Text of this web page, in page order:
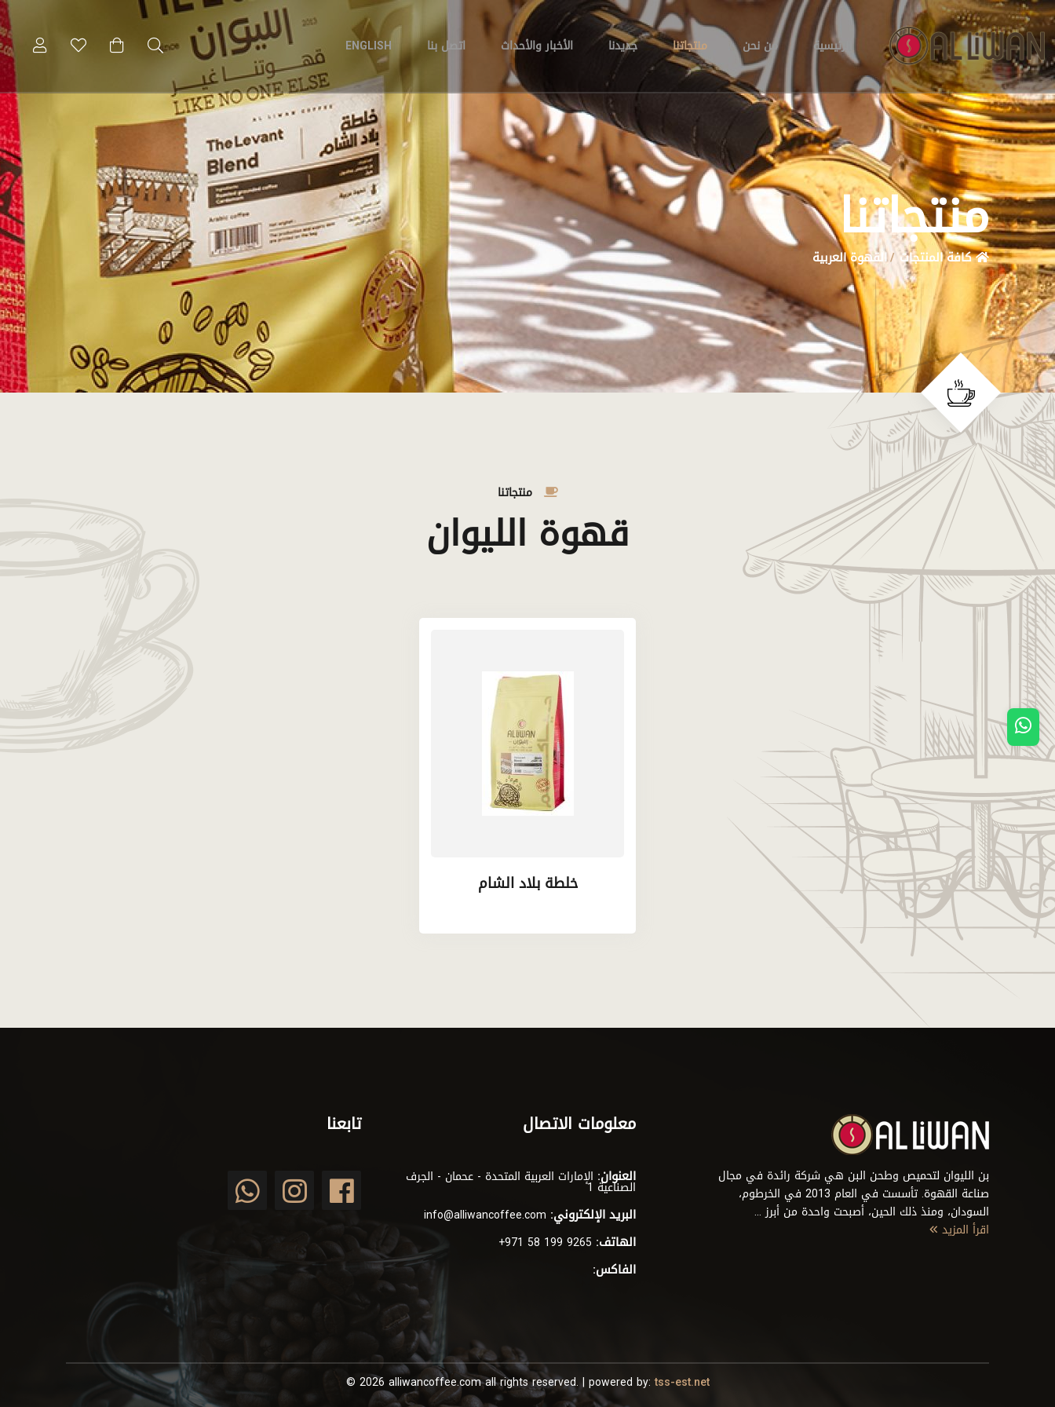
الرئيسية من نحن منتجاتنا جديدنا الأخبار والأحداث اتصل بنا ENGLISH
منتجاتنا
كافة المنتجات القهوة العربية
منتجاتنا
قهوة الليوان
خلطة بلاد الشام
بن الليوان لتحميص وطحن البن هي شركة رائدة في مجال
صناعة القهوة. تأسست في العام 2013 في الخرطوم،
السودان، ومنذ ذلك الحين، أصبحت واحدة من أبرز ...
اقرأ المزيد
معلومات الاتصال
العنوان: الإمارات العربية المتحدة - عحمان - الجرف
الصناعية 1
البريد الإلكتروني:
الهاتف: +971 58 199 9265
الفاكس:
تابعنا
© 2026 alliwancoffee.com all rights reserved. | powered by:tss-est.net